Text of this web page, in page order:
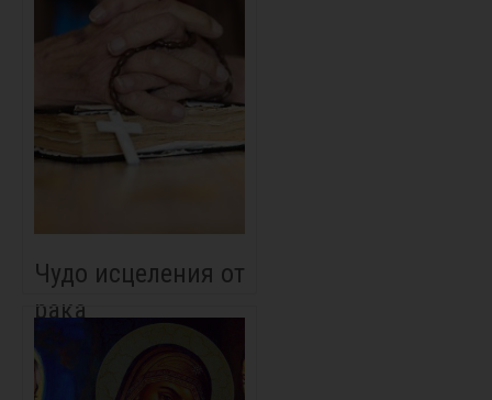
Чудо исцеления от
рака